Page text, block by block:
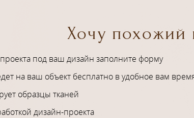
Хочу похожий
под ваш дизайн заполните форму
на ваш объект бесплатно в удобное вам
образцы тканей
дизайн-проекта